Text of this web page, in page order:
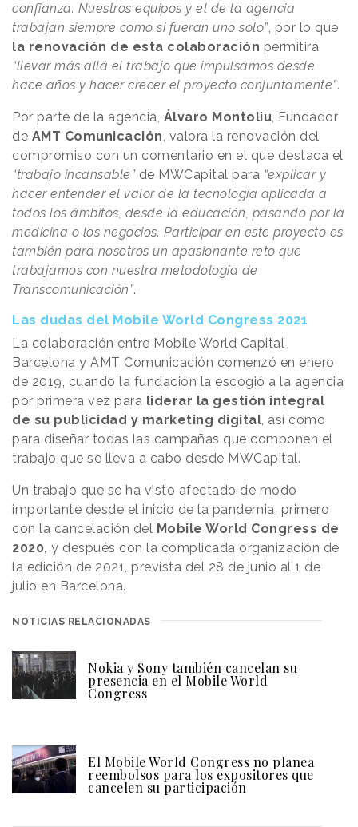
confianza. Nuestros equipos y el de la agencia
trabajan siempre como si fueran uno solo”, por lo que
la renovación de esta colaboración permitirá
“llevar más allá el trabajo que impulsamos desde
hace años y hacer crecer el proyecto conjuntamente”.
Por parte de la agencia, Álvaro Montoliu, Fundador
de AMT Comunicación, valora la renovación del
compromiso con un comentario en el que destaca el
“trabajo incansable”de MWCapital para “explicar y
hacer entender el valor de la tecnología aplicada a
todos los ámbitos, desde la educación, pasando por la
medicina o los negocios. Participar en este proyecto es
también para nosotros un apasionante reto que
trabajamos con nuestra metodología de
Transcomunicación”.
Las dudas del Mobile World Congress 2021
La colaboración entre Mobile World Capital
Barcelona y AMT Comunicación comenzó en enero
de 2019, cuando la fundación la escogió a la agencia
por primera vez para liderar la gestión integral
de su publicidad y marketing digital, así como
para diseñar todas las campañas que componen el
trabajo que se lleva a cabo desde MWCapital.
Un trabajo que se ha visto afectado de modo
importante desde el inicio de la pandemia, primero
con la cancelación del Mobile World Congress de
2020, y después con la complicada organización de
la edición de 2021, prevista del 28 de junio al 1 de
julio en Barcelona.
NOTICIAS RELACIONADAS
Nokia y Sony también cancelan su
presencia en el Mobile World
Congress
El Mobile World Congress no planea
reembolsos para los expositores que
cancelen su participación